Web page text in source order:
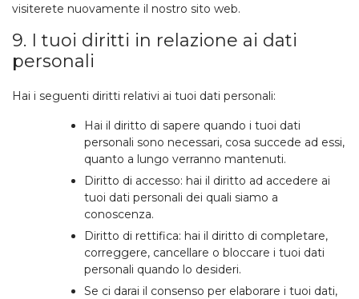
visiterete nuovamente il nostro sito web.
9. I tuoi diritti in relazione ai dati
personali
Hai i seguenti diritti relativi ai tuoi dati personali:
Hai il diritto di sapere quando i tuoi dati
personali sono necessari, cosa succede ad essi,
quanto a lungo verranno mantenuti.
Diritto di accesso: hai il diritto ad accedere ai
tuoi dati personali dei quali siamo a
conoscenza.
Diritto di rettifica: hai il diritto di completare,
correggere, cancellare o bloccare i tuoi dati
personali quando lo desideri.
Se ci darai il consenso per elaborare i tuoi dati,